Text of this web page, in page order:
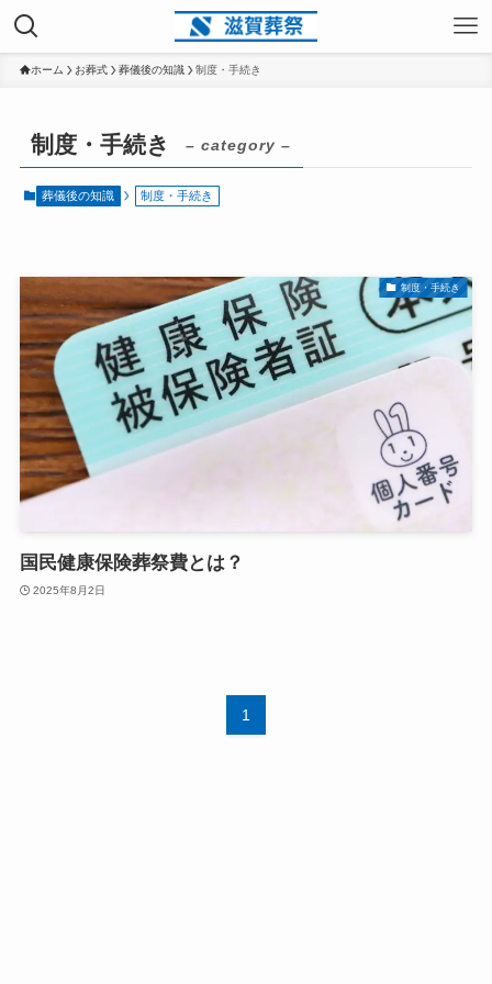
ホーム お葬式 葬儀後の知識 制度・手続き
制度・手続き – category –
葬儀後の知識 制度・手続き
制度・手続き
国民健康保険葬祭費とは？
2025年8月2日
1